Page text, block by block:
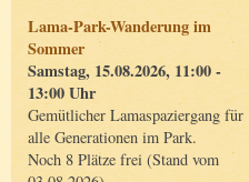
Lama-Park-Wanderung im
Sommer
Samstag, 15.08.2026, 11:00 -
13:00 Uhr
Gemütlicher Lamaspaziergang für
alle Generationen im Park.
Noch 8 Plätze frei (Stand vom